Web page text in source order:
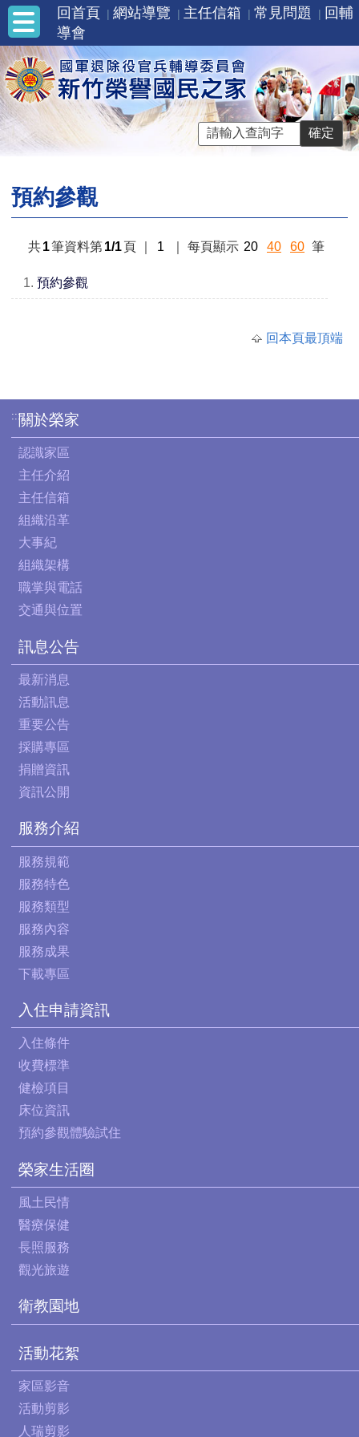
回首頁 網站導覽 主任信箱 常見問題
回輔
導會
預約參觀
共1筆資料第1/1頁 1 每頁顯示 20 40 60 筆
1. 預約參觀
回本頁最頂端
:::關於榮家
認識家區
主任介紹
主任信箱
組織沿革
大事紀
組織架構
職掌與電話
交通與位置
訊息公告
最新消息
活動訊息
重要公告
採購專區
捐贈資訊
資訊公開
服務介紹
服務規範
服務特色
服務類型
服務內容
服務成果
下載專區
入住申請資訊
入住條件
收費標準
健檢項目
床位資訊
預約參觀體驗試住
榮家生活圈
風土民情
醫療保健
長照服務
觀光旅遊
衛教園地
活動花絮
家區影音
活動剪影
人瑞剪影